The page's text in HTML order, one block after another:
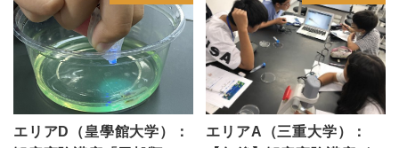
エリアD（皇學館大学）：
エリアA（三重大学）：